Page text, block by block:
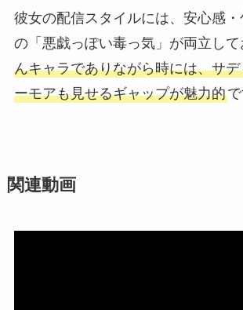
彼女の配信スタイルには、安心感・
の「悪戯っぽい毒っ気」が両立して
んキャラでありながら時には、サ
ーモアも見せるギャップが魅力的で
関連動画